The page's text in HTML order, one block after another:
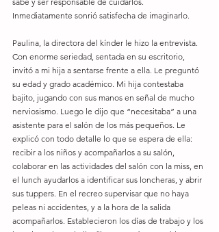
Inmediatamente sonrió satisfecha de imaginarlo.
Paulina, la directora del kínder le hizo la entrevista.
Con enorme seriedad, sentada en su escritorio,
invitó a mi hija a sentarse frente a ella. Le preguntó
su edad y grado académico. Mi hija contestaba
bajito, jugando con sus manos en señal de mucho
nerviosismo. Luego le dijo que “necesitaba” a una
asistente para el salón de los más pequeños. Le
explicó con todo detalle lo que se espera de ella:
recibir a los niños y acompañarlos a su salón,
colaborar en las actividades del salón con la miss, en
el lunch ayudarlos a identificar sus loncheras, y abrir
sus tuppers. En el recreo supervisar que no haya
peleas ni accidentes, y a la hora de la salida
acompañarlos. Establecieron los días de trabajo y los